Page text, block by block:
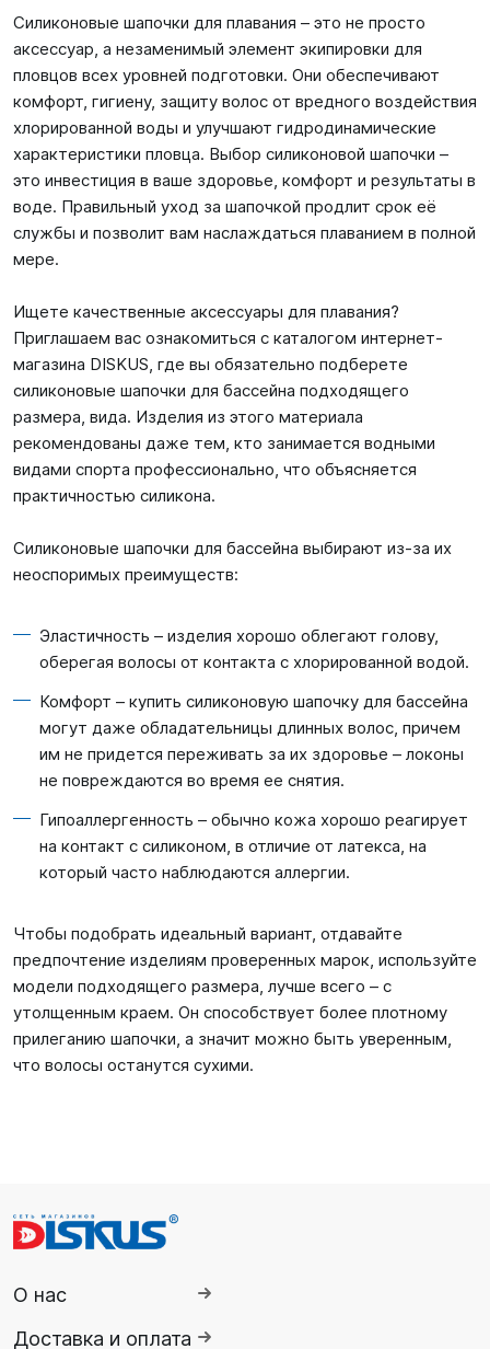
Силиконовые шапочки для плавания – это не просто
аксессуар, а незаменимый элемент экипировки для
пловцов всех уровней подготовки. Они обеспечивают
комфорт, гигиену, защиту волос от вредного воздействия
хлорированной воды и улучшают гидродинамические
характеристики пловца. Выбор силиконовой шапочки –
это инвестиция в ваше здоровье, комфорт и результаты в
воде. Правильный уход за шапочкой продлит срок её
службы и позволит вам наслаждаться плаванием в полной
мере.
Ищете качественные аксессуары для плавания?
Приглашаем вас ознакомиться с каталогом интернет-
магазина DISKUS, где вы обязательно подберете
силиконовые шапочки для бассейна подходящего
размера, вида. Изделия из этого материала
рекомендованы даже тем, кто занимается водными
видами спорта профессионально, что объясняется
практичностью силикона.
Силиконовые шапочки для бассейна выбирают из-за их
неоспоримых преимуществ:
Эластичность – изделия хорошо облегают голову,
оберегая волосы от контакта с хлорированной водой.
Комфорт – купить силиконовую шапочку для бассейна
могут даже обладательницы длинных волос, причем
им не придется переживать за их здоровье – локоны
не повреждаются во время ее снятия.
Гипоаллергенность – обычно кожа хорошо реагирует
на контакт с силиконом, в отличие от латекса, на
который часто наблюдаются аллергии.
Чтобы подобрать идеальный вариант, отдавайте
предпочтение изделиям проверенных марок, используйте
модели подходящего размера, лучше всего – с
утолщенным краем. Он способствует более плотному
прилеганию шапочки, а значит можно быть уверенным,
что волосы останутся сухими.
О нас
Доставка и оплата